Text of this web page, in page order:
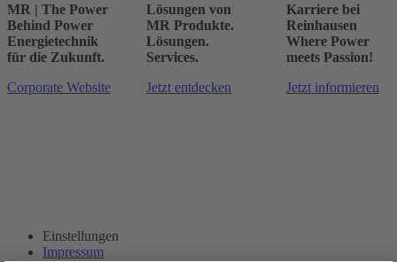
MR | The Power
Behind Power
Energietechnik
für die Zukunft.
Corporate Website
Lösungen von
MR Produkte.
Lösungen.
Services.
Jetzt entdecken
Karriere bei
Reinhausen
Where Power
meets Passion!
Jetzt informieren
Einstellungen
Impressum